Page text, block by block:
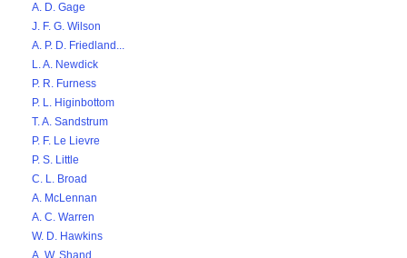
A. D. Gage
J. F. G. Wilson
A. P. D. Friedland...
L. A. Newdick
P. R. Furness
P. L. Higinbottom
T. A. Sandstrum
P. F. Le Lievre
P. S. Little
C. L. Broad
A. McLennan
A. C. Warren
W. D. Hawkins
A. W. Shand